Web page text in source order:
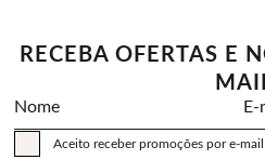
RECEBA OFERTAS E
Nome E-
Aceito receber promoções por e-mail